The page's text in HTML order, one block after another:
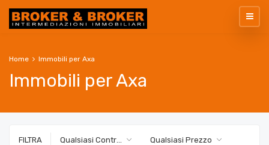
Home Immobili per Axa
Immobili per Axa
FILTRA Qualsiasi Contratto Qualsiasi Prezzo